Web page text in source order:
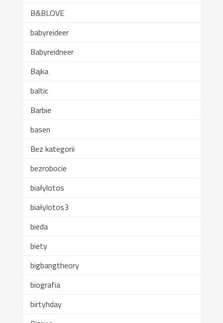
B&BLOVE
babyreideer
Babyreidneer
Bajka
baltic
Barbie
basen
Bez kategorii
bezrobocie
białylotos
białylotos3
bieda
biety
bigbangtheory
biografia
birtyhday